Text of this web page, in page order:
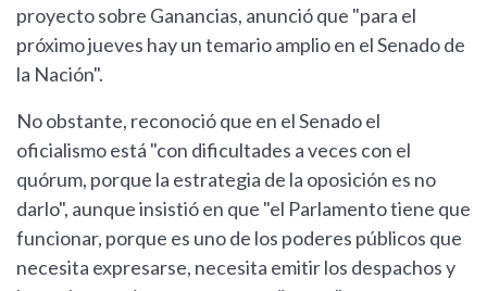
proyecto sobre Ganancias, anunció que "para el
próximo jueves hay un temario amplio en el Senado de
la Nación".
No obstante, reconoció que en el Senado el
oficialismo está "con dificultades a veces con el
quórum, porque la estrategia de la oposición es no
darlo", aunque insistió en que "el Parlamento tiene que
funcionar, porque es uno de los poderes públicos que
necesita expresarse, necesita emitir los despachos y